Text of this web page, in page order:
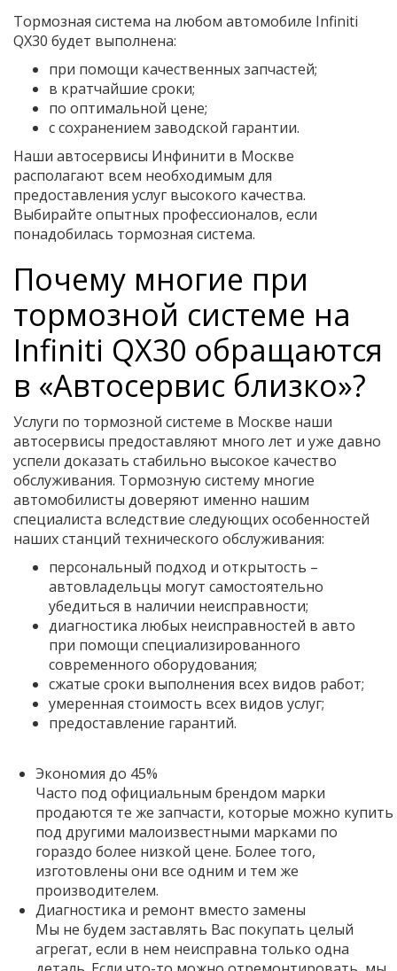
Тормозная система на любом автомобиле Infiniti
QX30 будет выполнена:
при помощи качественных запчастей;
в кратчайшие сроки;
по оптимальной цене;
с сохранением заводской гарантии.
Наши автосервисы Инфинити в Москве
располагают всем необходимым для
предоставления услуг высокого качества.
Выбирайте опытных профессионалов, если
понадобилась тормозная система.
Почему многие при
тормозной системе на
Infiniti QX30 обращаются
в «Автосервис близко»?
Услуги по тормозной системе в Москве наши
автосервисы предоставляют много лет и уже давно
успели доказать стабильно высокое качество
обслуживания. Тормозную систему многие
автомобилисты доверяют именно нашим
специалиста вследствие следующих особенностей
наших станций технического обслуживания:
персональный подход и открытость –
автовладельцы могут самостоятельно
убедиться в наличии неисправности;
диагностика любых неисправностей в авто
при помощи специализированного
современного оборудования;
сжатые сроки выполнения всех видов работ;
умеренная стоимость всех видов услуг;
предоставление гарантий.
Экономия до 45%
Часто под официальным брендом марки
продаются те же запчасти, которые можно купить
под другими малоизвестными марками по
гораздо более низкой цене. Более того,
изготовлены они все одним и тем же
производителем.
Диагностика и ремонт вместо замены
Мы не будем заставлять Вас покупать целый
агрегат, если в нем неисправна только одна